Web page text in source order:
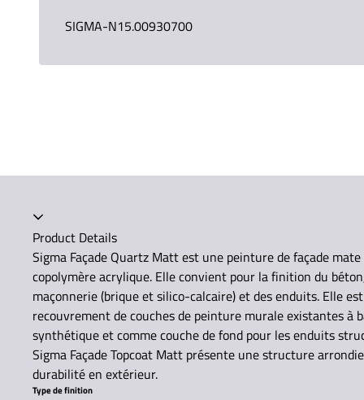
SIGMA-N15.00930700
Accordéon fermé
Product Details
Sigma Façade Quartz Matt est une peinture de façade
copolymère acrylique. Elle convient pour la finition du
maçonnerie (brique et silico-calcaire) et des enduits. Elle
recouvrement de couches de peinture murale existantes à
synthétique et comme couche de fond pour les enduits
Sigma Façade Topcoat Matt présente une structure
durabilité en extérieur.
Type de finition